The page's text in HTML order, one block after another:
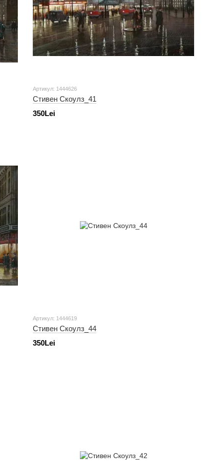
Артикул: 1444626
Стивен Скоулз_41
350Lei
Артикул: 1444619
Стивен Скоулз_44
350Lei